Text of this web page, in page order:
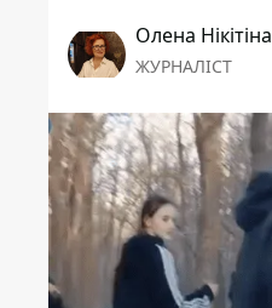
Олена Нікітіна
ЖУРНАЛІСТ